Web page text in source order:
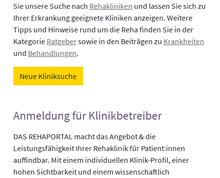
Sie unsere Suche nach Rehakliniken und lassen Sie sich zu
Ihrer Erkrankung geeignete Kliniken anzeigen. Weitere
Tipps und Hinweise rund um die Reha finden Sie in der
Kategorie Ratgebersowie in den Beiträgen zu Krankheiten
und Behandlungen.
Neue Kliniksuche
Anmeldung für Klinikbetreiber
DAS REHAPORTAL macht das Angebot & die
Leistungsfähigkeit Ihrer Rehaklinik für Patient:innen
auffindbar. Mit einem individuellen Klinik-Profil, einer
hohen Sichtbarkeit und einem wissenschaftlich